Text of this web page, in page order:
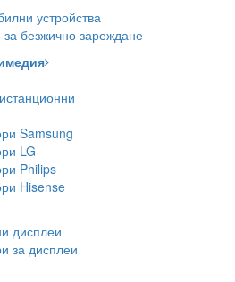
устройства
за безжично зареждане
Samsung
LG
Philips
Hisense
дисплеи
за дисплеи